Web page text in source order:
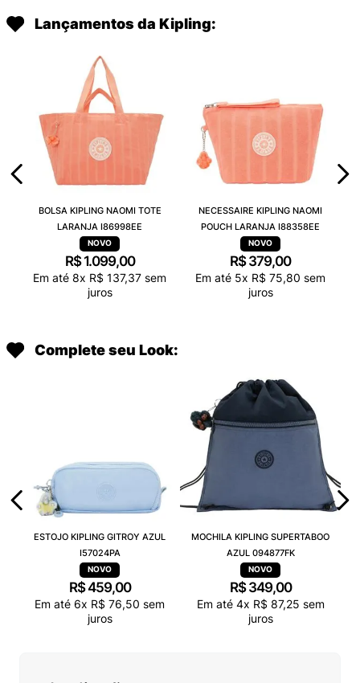
Lançamentos da Kipling:
BOLSA KIPLING NAOMI TOTE
LARANJA I86998EE
R$ 1.099,00
Em até 8x R$ 137,37 sem
juros
NECESSAIRE KIPLING NAOMI
POUCH LARANJA I88358EE
R$ 379,00
Em até 5x R$ 75,80 sem
juros
Complete seu Look:
ESTOJO KIPLING GITROY AZUL
I57024PA
R$459,00
Em até 6x R$ 76,50 sem
juros
MOCHILA KIPLING SUPERTABOO
AZUL 094877FK
R$ 349,00
Em até 4x R$ 87,25 sem
juros